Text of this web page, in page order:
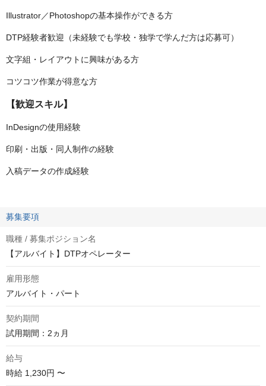
Illustrator／Photoshopの基本操作ができる方
DTP経験者歓迎（未経験でも学校・独学で学んだ方は応募可）
文字組・レイアウトに興味がある方
コツコツ作業が得意な方
【歓迎スキル】
InDesignの使用経験
印刷・出版・同人制作の経験
入稿データの作成経験
募集要項
職種 / 募集ポジション名
【アルバイト】DTPオペレーター
雇用形態
アルバイト・パート
契約期間
試用期間：2ヵ月
給与
時給 1,230円 〜